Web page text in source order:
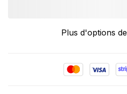
Plus d'options